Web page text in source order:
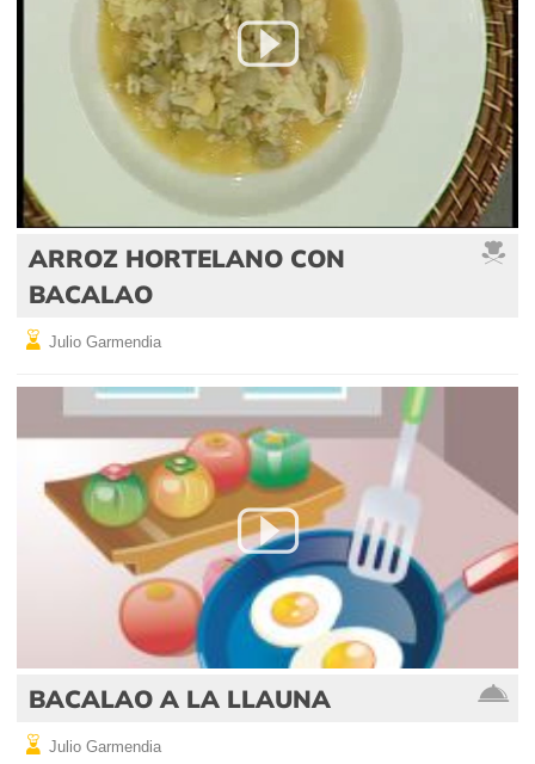
ARROZ HORTELANO CON
BACALAO
Julio Garmendia
BACALAO A LA LLAUNA
Julio Garmendia